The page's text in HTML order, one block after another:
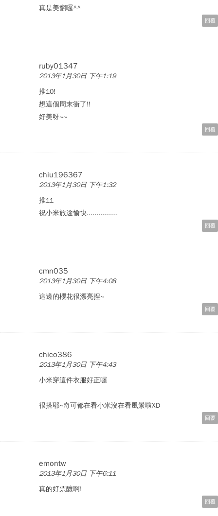
真是美翻囉^^
回覆
ruby01347
2013年1月30日 下午1:19
推10!
想這個周末衝了!!
好美呀~~
回覆
chiu196367
2013年1月30日 下午1:32
推11
祝小米旅途愉快................
回覆
cmn035
2013年1月30日 下午4:08
這邊的櫻花很漂亮捏~
回覆
chico386
2013年1月30日 下午4:43
小米穿這件衣服好正喔
很搭耶~奇可都在看小米沒在看風景啦XD
回覆
emontw
2013年1月30日 下午6:11
真的好票釀啊!
回覆